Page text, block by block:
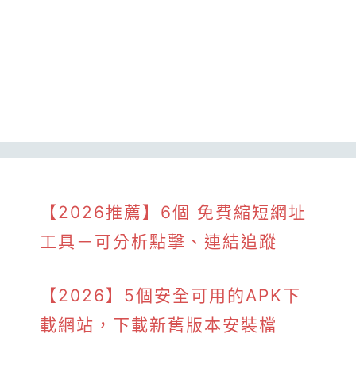
【2026推薦】6個 免費縮短網址
工具－可分析點擊、連結追蹤
【2026】5個安全可用的APK下
載網站，下載新舊版本安裝檔